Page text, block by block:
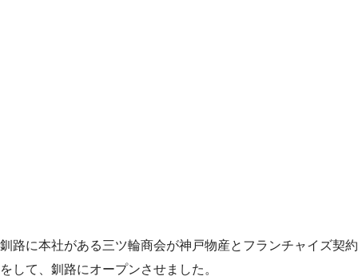
釧路に本社がある三ツ輪商会が神戸物産とフランチャイズ契約
をして、釧路にオープンさせました。